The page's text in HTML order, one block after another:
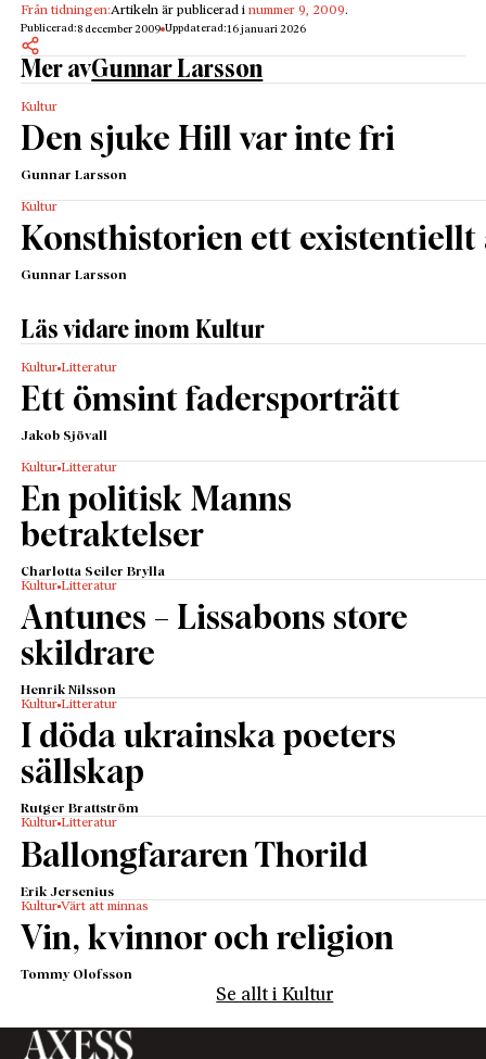
Från tidningen:Artikeln är publicerad inummer 9, 2009.
Publicerad:8 december 2009 Uppdaterad:16 januari 2026
Mer avGunnar Larsson
Kultur
Den sjuke Hill var inte fri
Gunnar Larsson
Kultur
Konsthistorien ett existentiellt
Gunnar Larsson
Läs vidare inom Kultur
Kultur Litteratur
Ett ömsint fadersporträtt
Jakob Sjövall
Kultur Litteratur
En politisk Manns
betraktelser
Charlotta Seiler Brylla
Kultur Litteratur
Antunes – Lissabons store
skildrare
Henrik Nilsson
Kultur Litteratur
I döda ukrainska poeters
sällskap
Rutger Brattström
Kultur Litteratur
Ballongfararen Thorild
Erik Jersenius
Kultur Värt att minnas
Vin, kvinnor och religion
Tommy Olofsson
Se allt i Kultur